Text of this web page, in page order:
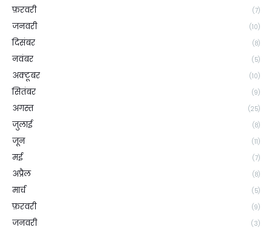
फ़रवरी (7)
जनवरी (10)
दिसंबर (8)
नवंबर (5)
अक्टूबर (10)
सितंबर (9)
अगस्त (25)
जुलाई (8)
जून (11)
मई (7)
अप्रैल (8)
मार्च (5)
फ़रवरी (9)
जनवरी (3)